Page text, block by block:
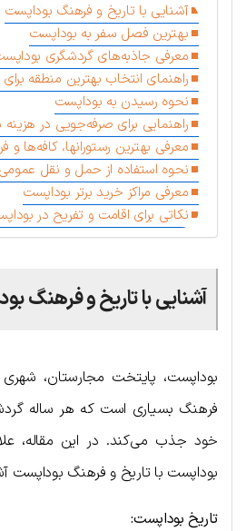
آشنایی با تاریخ و فرهنگ بوداپست
بهترین فصل سفر به بوداپست
معرفی جاذبه‌های گردشگری
راهنمای انتخاب بهترین منطقه
نحوه رسیدن به بوداپست
راهنمایی برای صرفه‌جویی در
معرفی بهترین رستورانها، کافه‌ها
نحوه استفاده از حمل و نقل
معرفی مراکز خرید برتر بوداپست
نکاتی برای اقامت و تفریح در
آشنایی با تاریخ و فرهنگ
بوداپست، پایتخت مجارستان، شهری
فرهنگ بسیاری است که هر ساله
خود جذب می‌کند. در این مقاله،
بوداپست با تاریخ و فرهنگ بوداپست
تاریخ بوداپست: